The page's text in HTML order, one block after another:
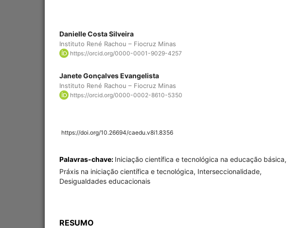
Danielle Costa Silveira
Instituto René Rachou – Fiocruz Minas
https://orcid.org/0000-0001-9029-4257
Janete Gonçalves Evangelista
Instituto René Rachou – Fiocruz Minas
https://orcid.org/0000-0002-8610-5350
https://doi.org/10.26694/caedu.v8i1.8356
Palavras-chave: Iniciação científica e tecnológica na educação básica,
Práxis na iniciação científica e tecnológica, Interseccionalidade,
Desigualdades educacionais
RESUMO